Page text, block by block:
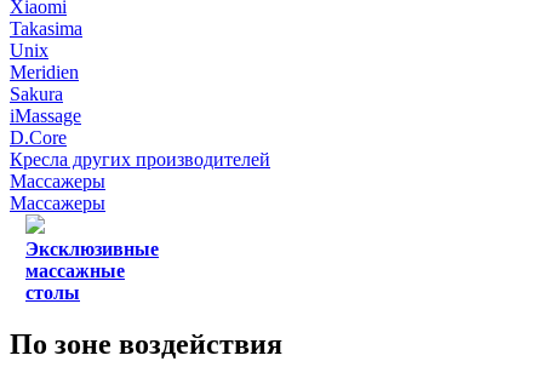
Xiaomi
Takasima
Unix
Meridien
Sakura
iMassage
D.Core
Кресла других производителей
Массажеры
Массажеры
Эксклюзивные
массажные
столы
По зоне воздействия